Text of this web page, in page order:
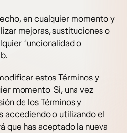
en cualquier momento y
mejoras, sustituciones o
funcionalidad o
estos Términos y
momento. Si, una vez
de los Términos y
accediendo o utilizando el
que has aceptado la nueva